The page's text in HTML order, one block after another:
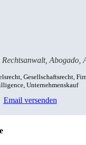
Rechtsanwalt, Abogado,
Gesellschaftsrecht,
Unternehmenskauf
Email versenden